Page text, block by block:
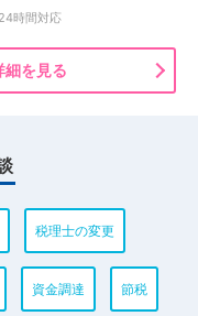
24時間対応
細を見る
税理士の変更
資金調達 節税